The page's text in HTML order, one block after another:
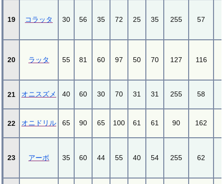
19 コラッタ 30 56 35 72 25 35 255 57
20 ラッタ 55 81 60 97 50 70 127 116
21 オニスズメ 40 60 30 70 31 31 255 58
22 オニドリル 65 90 65 100 61 61 90 162
23 アーボ 35 60 44 55 40 54 255 62